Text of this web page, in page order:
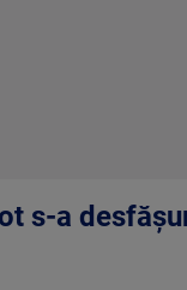
s-a